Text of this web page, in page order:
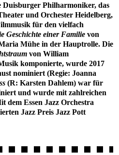
Duisburger Philharmoniker, das
und Orchester Heidelberg,
für den vielfach
Geschichte einer Familie von
Mühe in der Hauptrolle. Die
von William
komponierte, wurde 2017
nominiert (Regie: Joanna
(R: Karsten Dahlem) war für
und wurde mit zahlreichen
dem Essen Jazz Orchestra
Jazz Preis Jazz Pott